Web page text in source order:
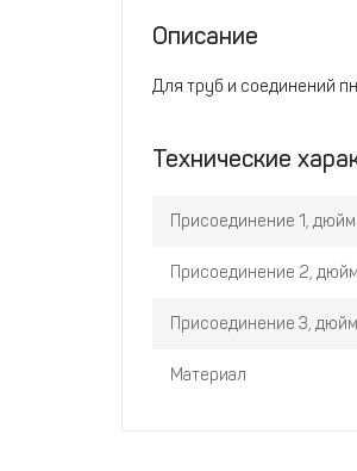
Описание
Для труб и соединений
Технические
Присоединение 1, дюйм
Присоединение 2, дюйм
Присоединение 3, дюйм
Материал